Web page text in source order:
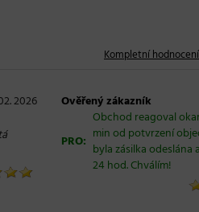
Kompletní hodnocení
2026 Ověřený zákazník
PRO:
Obchod reagoval
min od potvrzení
byla zásilka odeslána
24 hod. Chválím!